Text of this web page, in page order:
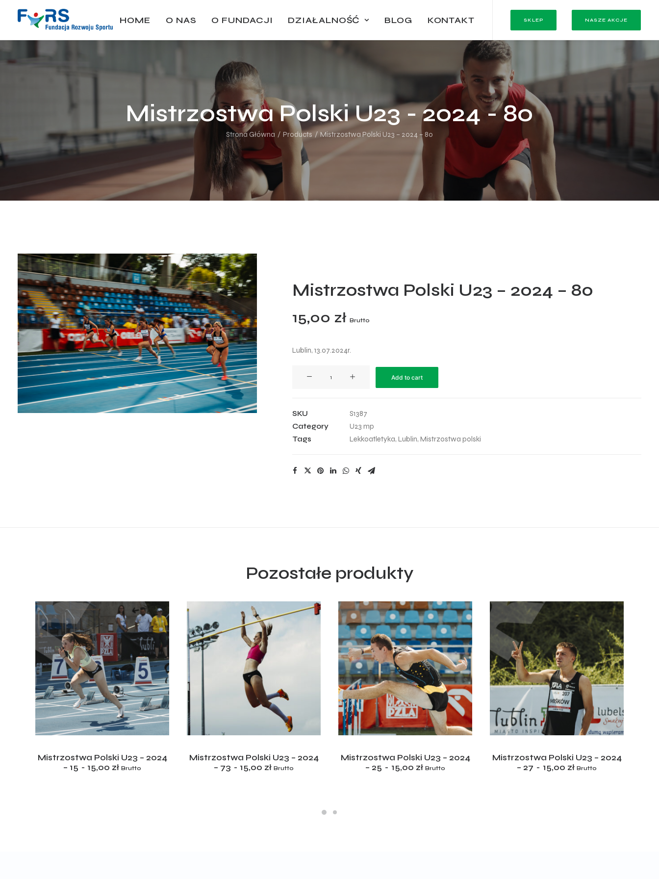
HOME O NAS O FUNDACJI DZIAŁALNOŚĆ BLOG KONTAKT SKLEP NASZE AKCJE
Mistrzostwa Polski U23 - 2024 - 80
Strona Główna Products Mistrzostwa Polski U23 – 2024 – 80
Mistrzostwa Polski U23 – 2024 – 80
15,00 zł Brutto
Lublin, 13.07.2024r.
-
2024
-
Add to cart
SKU
S1387
Category
U23 mp
Tags
Lekkoatletyka, Lublin, Mistrzostwa polski
Pozostałe produkty
ADD TO CART
Mistrzostwa Polski U23 – 2024
– 15
15,00 zł Brutto
ADD TO CART
Mistrzostwa Polski U23 – 2024
– 73
15,00 zł Brutto
ADD TO CART
Mistrzostwa Polski U23 – 2024
– 25
15,00 zł Brutto
ADD TO CART
Mistrzostwa Polski U23 – 2024
– 27
15,00 zł Brutto